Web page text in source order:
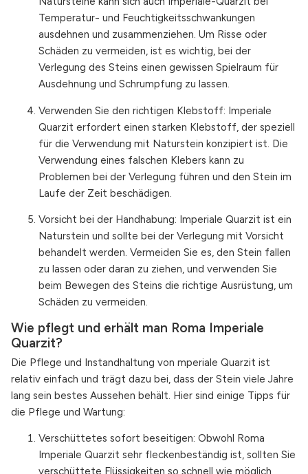
Temperatur- und Feuchtigkeitsschwankungen
ausdehnen und zusammenziehen. Um Risse oder
Schäden zu vermeiden, ist es wichtig, bei der
Verlegung des Steins einen gewissen Spielraum für
Ausdehnung und Schrumpfung zu lassen.
Verwenden Sie den richtigen Klebstoff: Imperiale
Quarzit erfordert einen starken Klebstoff, der speziell
für die Verwendung mit Naturstein konzipiert ist. Die
Verwendung eines falschen Klebers kann zu
Problemen bei der Verlegung führen und den Stein im
Laufe der Zeit beschädigen.
Vorsicht bei der Handhabung: Imperiale Quarzit ist ein
Naturstein und sollte bei der Verlegung mit Vorsicht
behandelt werden. Vermeiden Sie es, den Stein fallen
zu lassen oder daran zu ziehen, und verwenden Sie
beim Bewegen des Steins die richtige Ausrüstung, um
Schäden zu vermeiden.
Wie pflegt und erhält man Roma Imperiale
Quarzit?
Die Pflege und Instandhaltung von mperiale Quarzit ist
relativ einfach und trägt dazu bei, dass der Stein viele Jahre
lang sein bestes Aussehen behält. Hier sind einige Tipps für
die Pflege und Wartung:
Verschüttetes sofort beseitigen: Obwohl Roma
Imperiale Quarzit sehr fleckenbeständig ist, sollten Sie
verschüttete Flüssigkeiten so schnell wie möglich